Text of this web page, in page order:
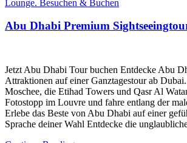
Lounge. Besuchen & Buchen
Abu Dhabi Premium
Jetzt Abu Dhabi Tour buchen Entdecke Abu
Attraktionen auf einer Ganztagestour ab
Moschee, die Etihad Towers und Qasr Al
Fotostopp im Louvre und fahre entlang der
Erlebe das Beste von Abu Dhabi auf einer
Sprache deiner Wahl Entdecke die